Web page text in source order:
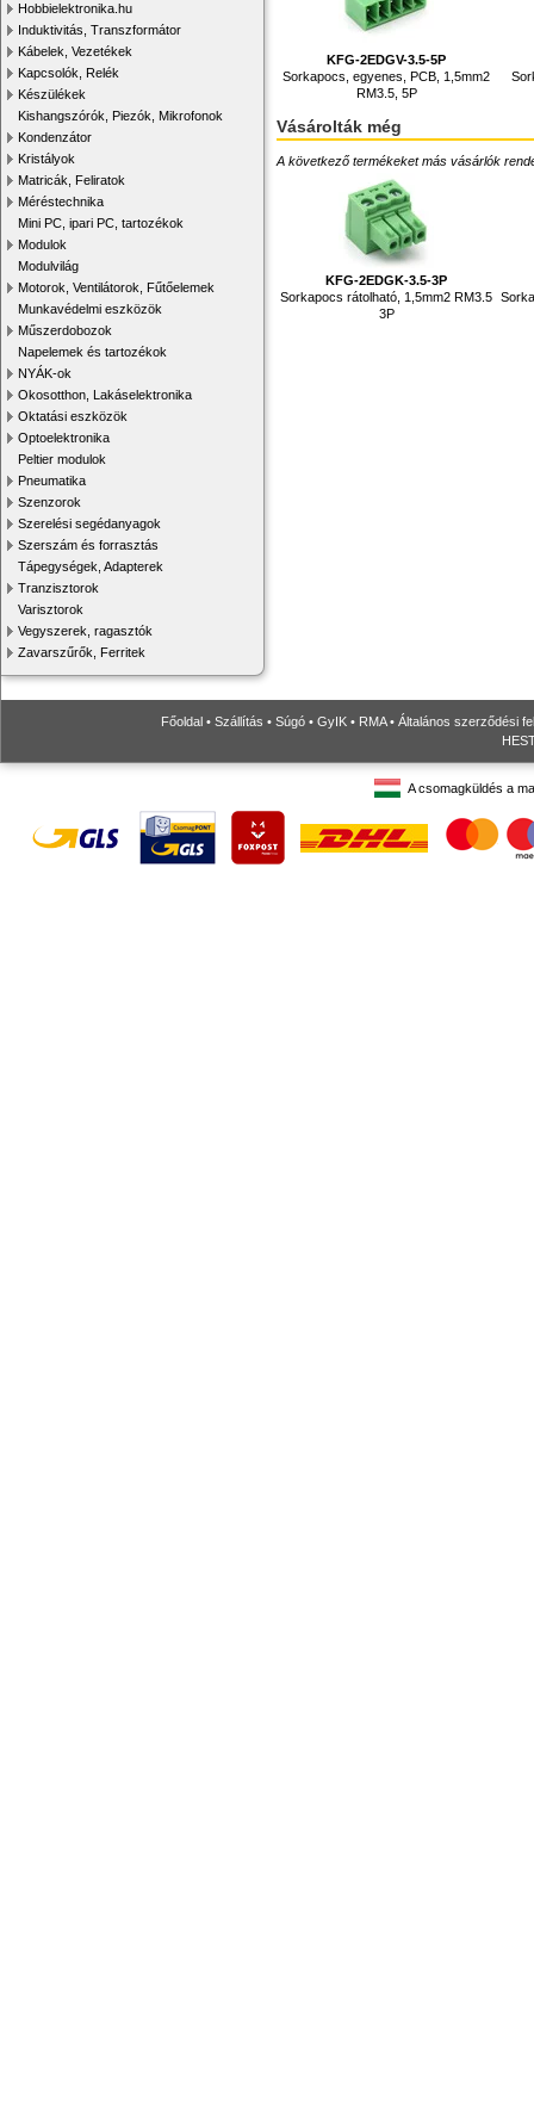
Hobbielektronika.hu
Induktivitás, Transzformátor
Kábelek, Vezetékek
Kapcsolók, Relék
Készülékek
Kishangszórók, Piezók, Mikrofonok
Kondenzátor
Kristályok
Matricák, Feliratok
Méréstechnika
Mini PC, ipari PC, tartozékok
Modulok
Modulvilág
Motorok, Ventilátorok, Fűtőelemek
Munkavédelmi eszközök
Műszerdobozok
Napelemek és tartozékok
NYÁK-ok
Okosotthon, Lakáselektronika
Oktatási eszközök
Optoelektronika
Peltier modulok
Pneumatika
Szenzorok
Szerelési segédanyagok
Szerszám és forrasztás
Tápegységek, Adapterek
Tranzisztorok
Varisztorok
Vegyszerek, ragasztók
Zavarszűrők, Ferritek
KFG-2EDGV-3.5-5P
Sorkapocs, egyenes, PCB, 1,5mm2
RM3.5, 5P
Vásárolták még
A következő termékeket más vásárlók
KFG-2EDGK-3.5-3P
Sorkapocs rátolható, 1,5mm2 RM3.5
3P
Főoldal • Szállítás • Súgó • GyIK • RMA• Általános szerződési
A csomagküldés a